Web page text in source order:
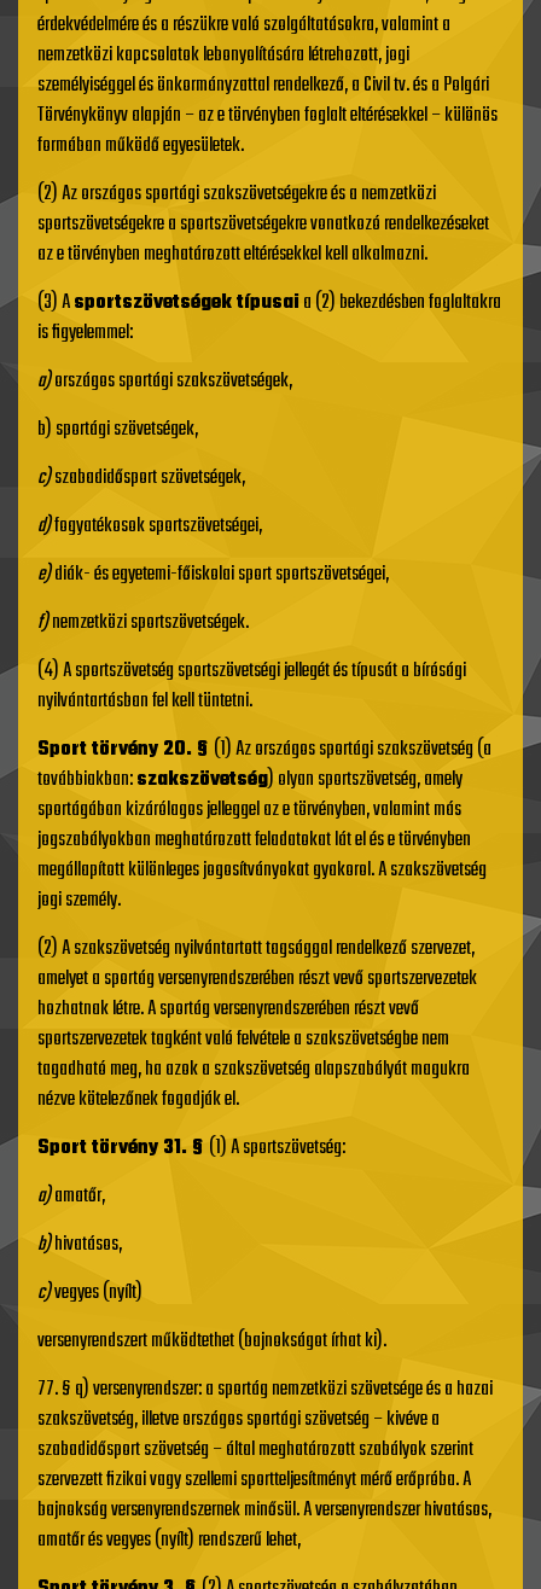
érdekvédelmére és a részükre való szolgáltatásokra, valamint a
nemzetközi kapcsolatok lebonyolítására létrehozott, jogi
személyiséggel és önkormányzattal rendelkező, a Civil tv. és a Polgári
Törvénykönyv alapján – az e törvényben foglalt eltérésekkel – különös
formában működő egyesületek.
(2) Az országos sportági szakszövetségekre és a nemzetközi
sportszövetségekre a sportszövetségekre vonatkozó rendelkezéseket
az e törvényben meghatározott eltérésekkel kell alkalmazni.
(3) Asportszövetségek típusaia (2) bekezdésben foglaltakra
is figyelemmel:
a)országos sportági szakszövetségek,
b) sportági szövetségek,
c)szabadidősport szövetségek,
d)fogyatékosok sportszövetségei,
e)diák- és egyetemi-főiskolai sport sportszövetségei,
f)nemzetközi sportszövetségek.
(4) A sportszövetség sportszövetségi jellegét és típusát a bírósági
nyilvántartásban fel kell tüntetni.
Sport törvény 20. § (1) Az országos sportági szakszövetség (a
továbbiakban:szakszövetség) olyan sportszövetség, amely
sportágában kizárólagos jelleggel az e törvényben, valamint más
jogszabályokban meghatározott feladatokat lát el és e törvényben
megállapított különleges jogosítványokat gyakorol. A szakszövetség
jogi személy.
(2) A szakszövetség nyilvántartott tagsággal rendelkező szervezet,
amelyet a sportág versenyrendszerében részt vevő sportszervezetek
hozhatnak létre. A sportág versenyrendszerében részt vevő
sportszervezetek tagként való felvétele a szakszövetségbe nem
tagadható meg, ha azok a szakszövetség alapszabályát magukra
nézve kötelezőnek fogadják el.
Sport törvény 31. § (1) A sportszövetség:
a)amatőr,
b)hivatásos,
c)vegyes (nyílt)
versenyrendszert működtethet (bajnokságot írhat ki).
77. § q) versenyrendszer: a sportág nemzetközi szövetsége és a hazai
szakszövetség, illetve országos sportági szövetség – kivéve a
szabadidősport szövetség – által meghatározott szabályok szerint
szervezett fizikai vagy szellemi sportteljesítményt mérő erőpróba. A
bajnokság versenyrendszernek minősül. A versenyrendszer hivatásos,
amatőr és vegyes (nyílt) rendszerű lehet,